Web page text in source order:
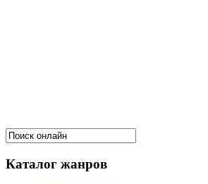
Каталог жанров